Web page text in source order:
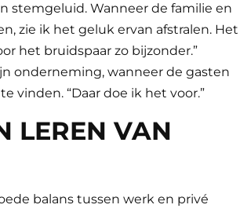
stemgeluid. Wanneer de familie en
zie ik het geluk ervan afstralen. Het
het bruidspaar zo bijzonder.”
onderneming, wanneer de gasten
vinden. “Daar doe ik het voor.”
LEREN VAN
balans tussen werk en privé